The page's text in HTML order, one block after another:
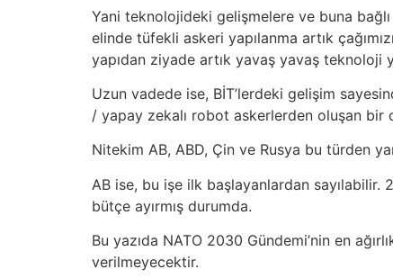
Yani teknolojideki gelişmelere ve buna
elinde tüfekli askeri yapılanma artık
yapıdan ziyade artık yavaş yavaş teknoloji
Uzun vadede ise, BİT’lerdeki gelişim
/ yapay zekalı robot askerlerden oluşan
Nitekim AB, ABD, Çin ve Rusya bu türden
AB ise, bu işe ilk başlayanlardan
bütçe ayırmış durumda.
Bu yazıda NATO 2030 Gündemi’nin en
verilmeyecektir.